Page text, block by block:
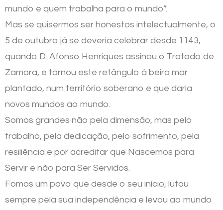
mundo e quem trabalha para o mundo”.
Mas se quisermos ser honestos intelectualmente, o
5 de outubro já se deveria celebrar desde 1143,
quando D. Afonso Henriques assinou o Tratado de
Zamora, e tornou este retângulo à beira mar
plantado, num território soberano e que daria
novos mundos ao mundo.
Somos grandes não pela dimensão, mas pelo
trabalho, pela dedicação, pelo sofrimento, pela
resiliência e por acreditar que Nascemos para
Servir e não para Ser Servidos.
Fomos um povo que desde o seu início, lutou
sempre pela sua independência e levou ao mundo